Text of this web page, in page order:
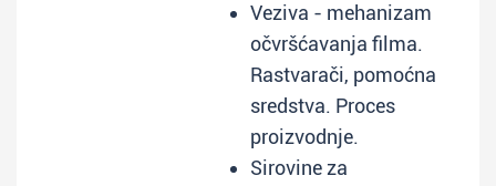
Veziva - mehanizam
očvršćavanja filma.
Rastvarači, pomoćna
sredstva. Proces
proizvodnje.
Sirovine za